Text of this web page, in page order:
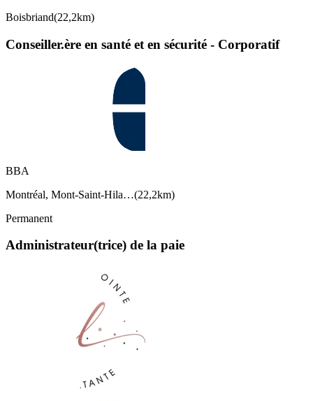
Boisbriand(22,2km)
Conseiller.ère en santé et en sécurité - Corporatif
BBA
Montréal, Mont-Saint-Hila…(22,2km)
Permanent
Administrateur(trice) de la paie